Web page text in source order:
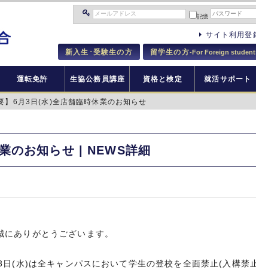
記憶
サイト利用登
留学生の方-For Foreign
新入生･受験生の方
運転免許 生協公務員講座 資格と検定 就活サポート
】6月3日(水)全店舗臨時休業のお知らせ
のお知らせ | NEWS詳細
ありがとうございます。
(水)は全キャンパスにおいて学生の登校を全面禁止(入構禁